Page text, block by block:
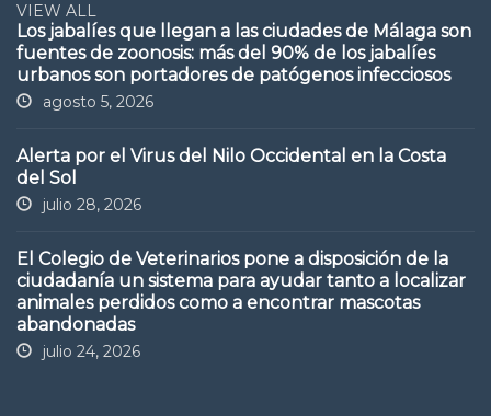
VIEW ALL
Los jabalíes que llegan a las ciudades de Málaga son
fuentes de zoonosis: más del 90% de los jabalíes
urbanos son portadores de patógenos infecciosos
agosto 5, 2026
Alerta por el Virus del Nilo Occidental en la Costa
del Sol
julio 28, 2026
El Colegio de Veterinarios pone a disposición de la
ciudadanía un sistema para ayudar tanto a localizar
animales perdidos como a encontrar mascotas
abandonadas
julio 24, 2026